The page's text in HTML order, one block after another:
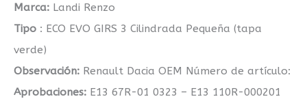
Marca: Landi Renzo
Tipo : ECO EVO GIRS 3 Cilindrada Pequeña (tapa
verde)
Observación: Renault Dacia OEM Número de artículo:
Aprobaciones: E13 67R-01 0323 – E13 110R-000201